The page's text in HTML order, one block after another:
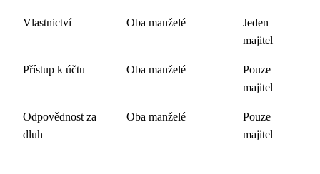
Vlastnictví Oba manželé
Jeden
majitel
Přístup k účtu Oba manželé
Pouze
majitel
Odpovědnost za
dluh
Oba manželé
Pouze
majitel